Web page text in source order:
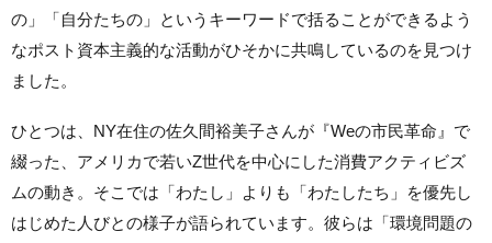
の」「自分たちの」というキーワードで括ることができるよう
なポスト資本主義的な活動がひそかに共鳴しているのを見つけ
ました。
ひとつは、NY在住の佐久間裕美子さんが『Weの市民革命』で
綴った、アメリカで若いZ世代を中心にした消費アクティビズ
ムの動き。そこでは「わたし」よりも「わたしたち」を優先し
はじめた人びとの様子が語られています。彼らは「環境問題の